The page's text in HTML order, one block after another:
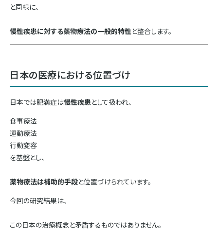
と同様に、
慢性疾患に対する薬物療法の一般的特性と整合します。
日本の医療における位置づけ
日本では肥満症は慢性疾患として扱われ、
食事療法
運動療法
行動変容
を基盤とし、
薬物療法は補助的手段と位置づけられています。
今回の研究結果は、
この日本の治療概念と矛盾するものではありません。